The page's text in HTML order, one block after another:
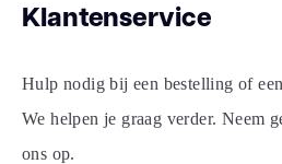
Klantenservice
Hulp nodig bij een bestelling of
We helpen je graag verder. Neem
ons op.